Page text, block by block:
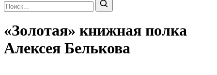
«Золотая» книжная полка
Алексея Белькова